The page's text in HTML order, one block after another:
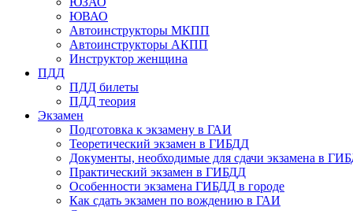
ЮВАО
Автоинструкторы МКПП
Автоинструкторы АКПП
Инструктор женщина
ПДД
ПДД билеты
ПДД теория
Экзамен
Подготовка к экзамену в ГАИ
Теоретический экзамен в ГИБДД
Документы, необходимые для сдачи экзамена в
Практический экзамен в ГИБДД
Особенности экзамена ГИБДД в городе
Как сдать экзамен по вождению в ГАИ